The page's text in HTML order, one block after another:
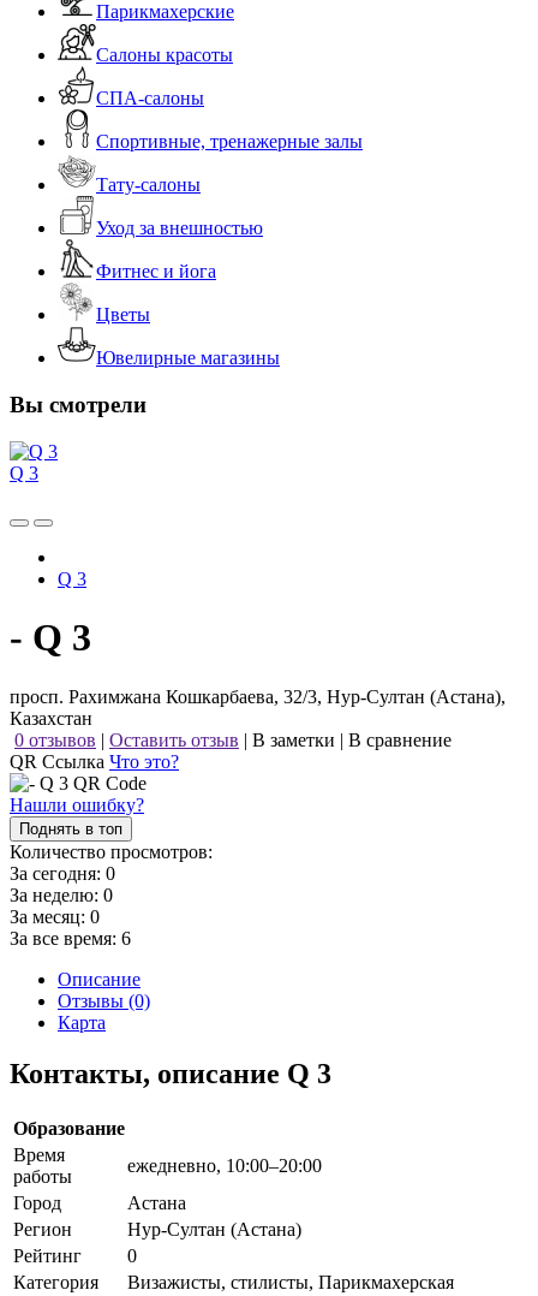
Парикмахерские
Салоны красоты
СПА-салоны
Спортивные, тренажерные залы
Тату-салоны
Уход за внешностью
Фитнес и йога
Цветы
Ювелирные магазины
Вы смотрели
Q 3
Q 3
- Q 3
просп. Рахимжана Кошкарбаева, 32/3, Нур-Султан (Астана),
Казахстан
0 отзывов | Оставить отзыв | В заметки | В сравнение
QR Ссылка Что это?
Нашли ошибку?
Поднять в топ
Количество просмотров:
За сегодня: 0
За неделю: 0
За месяц: 0
За все время: 6
Описание
Отзывы (0)
Карта
Контакты, описание Q 3
Образование
Время
работы
ежедневно, 10:00–20:00
Город
Астана
Регион
Нур-Султан (Астана)
Рейтинг
0
Категория
Визажисты, стилисты, Парикмахерская